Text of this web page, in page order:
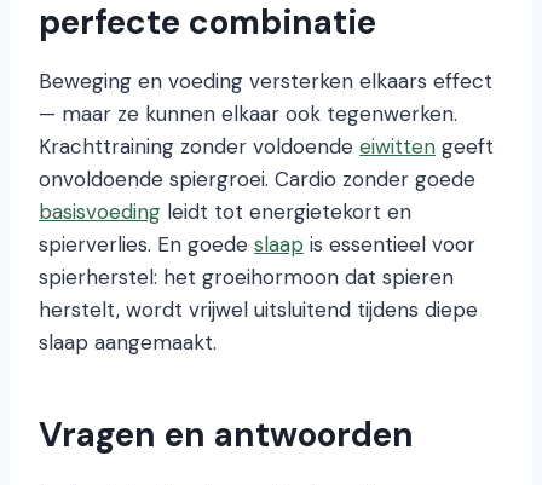
perfecte combinatie
Beweging en voeding versterken elkaars effect
— maar ze kunnen elkaar ook tegenwerken.
Krachttraining zonder voldoende eiwitten geeft
onvoldoende spiergroei. Cardio zonder goede
basisvoeding leidt tot energietekort en
spierverlies. En goede slaap is essentieel voor
spierherstel: het groeihormoon dat spieren
herstelt, wordt vrijwel uitsluitend tijdens diepe
slaap aangemaakt.
Vragen en antwoorden